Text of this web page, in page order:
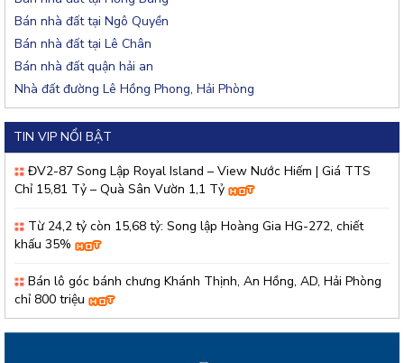
Bán nhà đất tại Ngô Quyền
Bán nhà đất tại Lê Chân
Bán nhà đất quận hải an
Nhà đất đường Lê Hồng Phong, Hải Phòng
TIN VIP NỔI BẬT
ĐV2-87 Song Lập Royal Island – View Nước Hiếm | Giá TTS
Chỉ 15,81 Tỷ – Quà Sân Vườn 1,1 Tỷ
Từ 24,2 tỷ còn 15,68 tỷ: Song lập Hoàng Gia HG-272, chiết
khấu 35%
Bán lô góc bánh chưng Khánh Thịnh, An Hồng, AD, Hải Phòng
chỉ 800 triệu